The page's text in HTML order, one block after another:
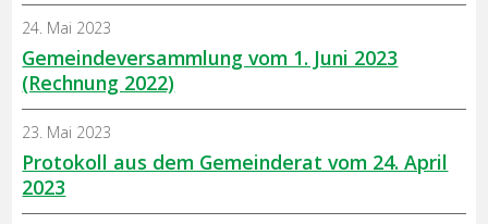
Gemeindeversammlung vom 1. Juni 2023
(Rechnung 2022)
24. Mai 2023
Protokoll aus dem Gemeinderat vom 24. April
2023
23. Mai 2023